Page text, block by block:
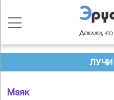
ЛУЧИ
Маяк